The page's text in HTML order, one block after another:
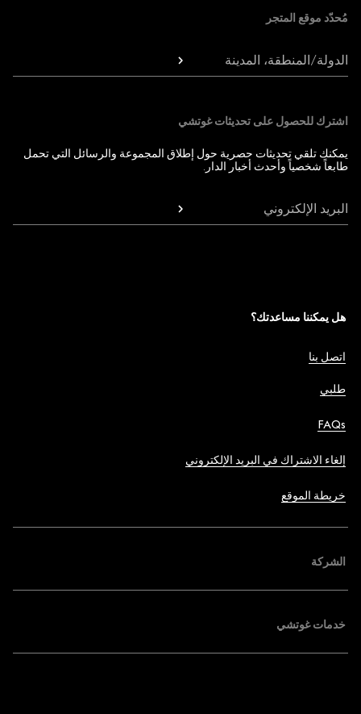
مُحدّد موقع المتجر
الدولة/المنطقة، المدينة
اشترك للحصول على تحديثات غوتشي
يمكنك تلقي تحديثات حصرية حول إطلاق المجموعة والرسائل التي تحمل
طابعاً شخصياً وأحدث أخبار الدار.
البريد الإلكتروني
هل يمكننا مساعدتك؟
اتصل بنا
طلبي
FAQs
إلغاء الاشتراك في البريد الإلكتروني
خريطة الموقع
الشركة
خدمات غوتشي